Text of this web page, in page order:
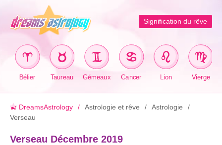
Signification du rêve
Bélier Taureau Gémeaux Cancer Lion Vierge
DreamsAstrology Astrologie et rêve
Astrologie
Verseau
Verseau Décembre 2019